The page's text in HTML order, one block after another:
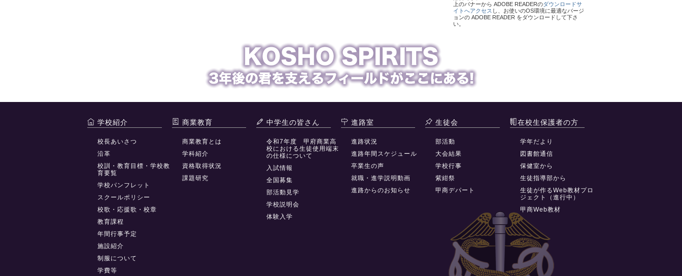
上のバナーから ADOBE READERのダウンロードサ
イトへアクセス し、お使いのOS環境に最適なバージ
ョンの ADOBE READER をダウンロードして下さ
い。
学校紹介
校長あいさつ
沿革
校訓・教育目標・学校教
育要覧
学校パンフレット
スクールポリシー
校歌・応援歌・校章
教育課程
年間行事予定
施設紹介
制服について
学費等
商業教育
商業教育とは
学科紹介
資格取得状況
課題研究
中学生の皆さん
令和7年度 甲府商業高
校における生徒使用端末
の仕様について
入試情報
全国募集
部活動見学
学校説明会
体験入学
進路室
進路状況
進路年間スケジュール
卒業生の声
就職・進学説明動画
進路からのお知らせ
生徒会
部活動
大会結果
学校行事
紫紺祭
甲商デパート
在校生保護者の方
学年だより
図書館通信
保健室から
生徒指導部から
生徒が作るWeb教材プロ
ジェクト（進行中）
甲商Web教材